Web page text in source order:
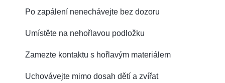
Po zapálení nenechávejte bez dozoru
Umístěte na nehořlavou podložku
Zamezte kontaktu s hořlavým materiálem
Uchovávejte mimo dosah dětí a zvířat